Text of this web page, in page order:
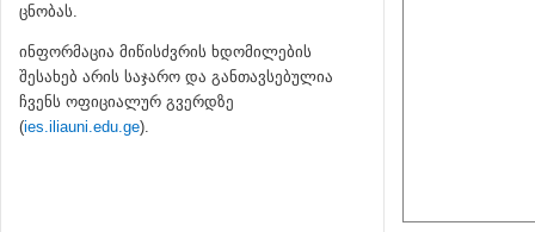
ცნობას.
ინფორმაცია მიწისძვრის ხდომილების
შესახებ არის საჯარო და განთავსებულია
ჩვენს ოფიციალურ გვერდზე
(ies.iliauni.edu.ge).